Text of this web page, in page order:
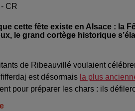
CR
cette fête existe en Alsace : la
le grand cortège historique
de Ribeauvillé voulaient
est désormais la plus
pour préparer les chars : ils